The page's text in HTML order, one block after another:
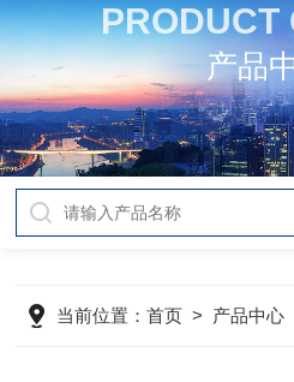
PRODUCT
产品
当前位置：首页 > 产品中心